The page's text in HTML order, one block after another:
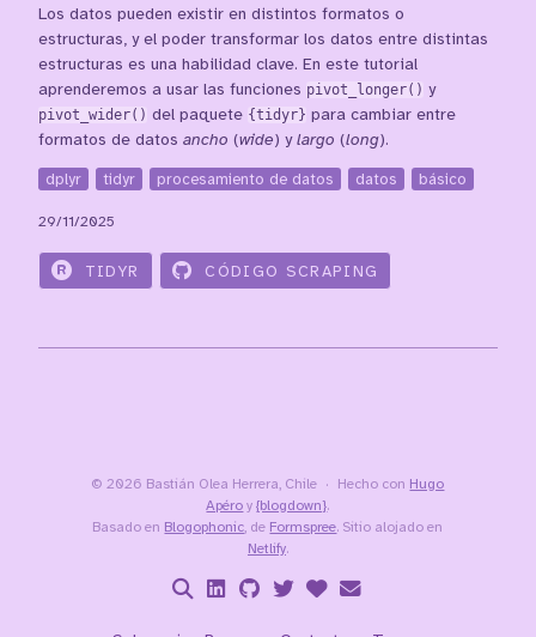
Los datos pueden existir en distintos formatos o
estructuras, y el poder transformar los datos entre distintas
estructuras es una habilidad clave. En este tutorial
aprenderemos a usar las funciones pivot_longer() y
pivot_wider() del paquete {tidyr} para cambiar entre
formatos de datos ancho (wide) y largo (long).
dplyr tidyr procesamiento de datos datos básico
29/11/2025
TIDYR CÓDIGO SCRAPING
© 2026 Bastián Olea Herrera, Chile Hecho con Hugo
Apéro y{blogdown}.
Basado en Blogophonic, de Formspree. Sitio alojado en
Netlify.